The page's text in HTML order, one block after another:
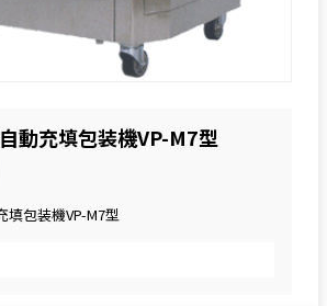
動充填包装機VP-M7型
填包装機VP-M7型